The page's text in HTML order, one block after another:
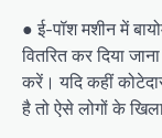
● ई-पॉश मशीन में
वितरित कर दिया
करें। यदि कहीं
है तो ऐसे लोगों के